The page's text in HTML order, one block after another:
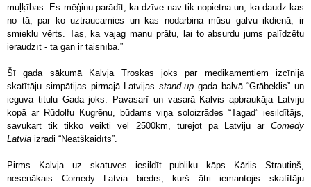
muļķības. Es mēģinu parādīt, ka dzīve nav tik nopietna un, ka daudz kas
no tā, par ko uztraucamies un kas nodarbina mūsu galvu ikdienā, ir
smieklu vērts. Tas, ka vajag manu prātu, lai to absurdu jums palīdzētu
ieraudzīt - tā gan ir taisnība.”
Šī gada sākumā Kalvja Troskas joks par medikamentiem izcīnija
skatītāju simpātijas pirmajā Latvijas stand-up gada balvā “Grābeklis” un
ieguva titulu Gada joks. Pavasarī un vasarā Kalvis apbraukāja Latviju
kopā ar Rūdolfu Kugrēnu, būdams viņa soloizrādes “Tagad” iesildītājs,
savukārt tik tikko veikti vēl 2500km, tūrējot pa Latviju ar
Comedy
Latvia izrādi “Neatšķaidīts”.
Pirms Kalvja uz skatuves iesildīt publiku kāps Kārlis Strautiņš,
nesenākais Comedy Latvia biedrs, kurš ātri iemantojis skatītāju